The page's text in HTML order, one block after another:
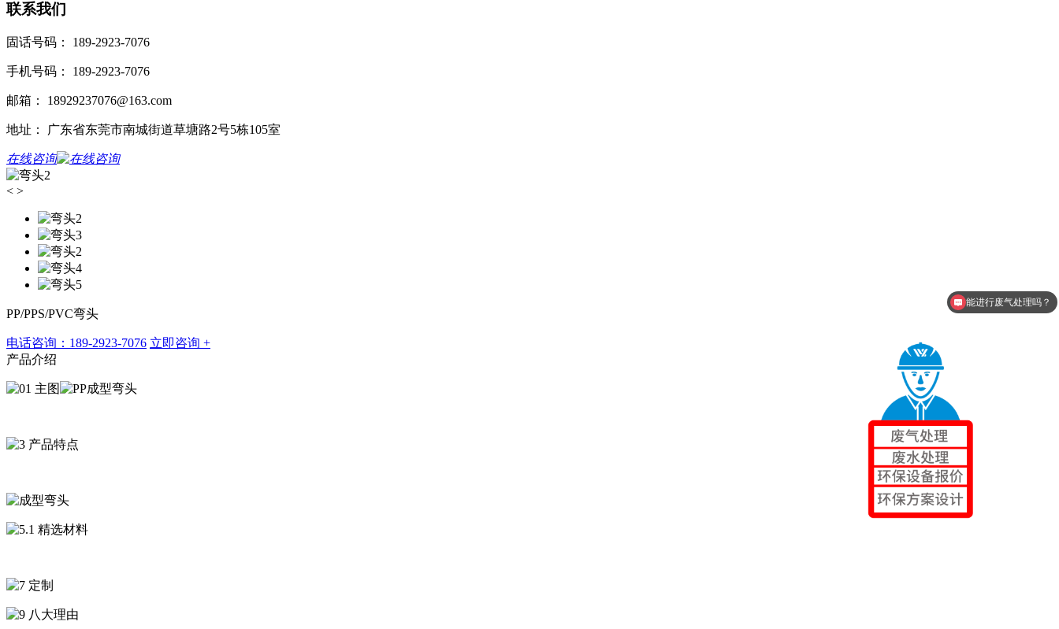
联系我们
固话号码： 189-2923-7076
手机号码： 189-2923-7076
邮箱： 18929237076@163.com
地址： 广东省东莞市南城街道草塘路2号5栋105室
在线咨询
< >
PP/PPS/PVC弯头
电话咨询：189-2923-7076 立即咨询 +
产品介绍
环保设备价格是多少？